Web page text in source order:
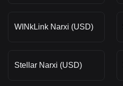
WINkLink Narxi (USD)
Stellar Narxi (USD)